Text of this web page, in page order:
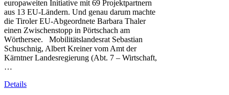
europaweiten Initiative mit 69 Projektpartnern
aus 13 EU-Ländern. Und genau darum machte
die Tiroler EU-Abgeordnete Barbara Thaler
einen Zwischenstopp in Pörtschach am
Wörthersee. Mobilitätslandesrat Sebastian
Schuschnig, Albert Kreiner vom Amt der
Kärntner Landesregierung (Abt. 7 – Wirtschaft,
…
Details